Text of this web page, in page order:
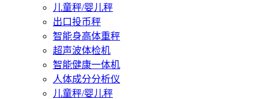
儿童秤/婴儿秤
出口投币秤
智能身高体重秤
超声波体检机
智能健康一体机
人体成分分析仪
儿童秤/婴儿秤